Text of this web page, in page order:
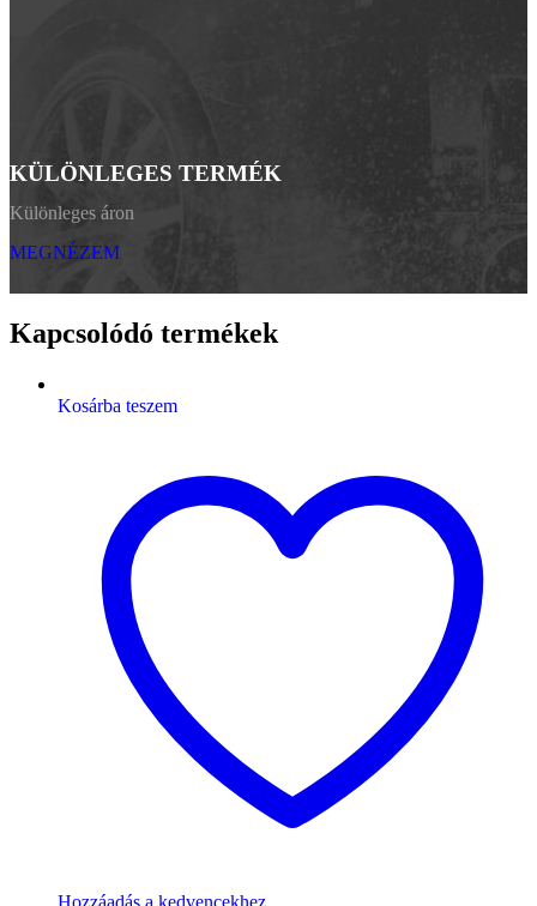
KÜLÖNLEGES TERMÉK
Különleges áron
MEGNÉZEM
Kapcsolódó termékek
Kosárba teszem
Hozzáadás a kedvencekhez